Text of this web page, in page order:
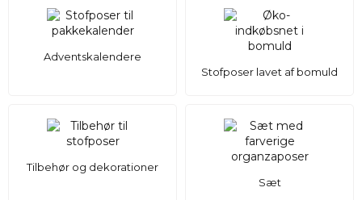
Adventskalendere
Stofposer lavet af bomuld
Tilbehør og dekorationer
Sæt